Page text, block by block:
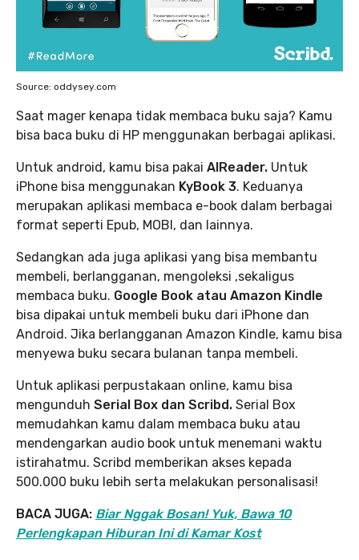
Source: oddysey.com
Saat mager kenapa tidak membaca buku saja? Kamu
bisa baca buku di HP menggunakan berbagai aplikasi.
Untuk android, kamu bisa pakai AIReader. Untuk
iPhone bisa menggunakan KyBook 3. Keduanya
merupakan aplikasi membaca e-book dalam berbagai
format seperti Epub, MOBI, dan lainnya.
Sedangkan ada juga aplikasi yang bisa membantu
membeli, berlangganan, mengoleksi ,sekaligus
membaca buku. Google Book atau Amazon Kindle
bisa dipakai untuk membeli buku dari iPhone dan
Android. Jika berlangganan Amazon Kindle, kamu bisa
menyewa buku secara bulanan tanpa membeli.
Untuk aplikasi perpustakaan online, kamu bisa
mengunduh Serial Box dan Scribd. Serial Box
memudahkan kamu dalam membaca buku atau
mendengarkan audio book untuk menemani waktu
istirahatmu. Scribd memberikan akses kepada
500.000 buku lebih serta melakukan personalisasi!
BACA JUGA: Biar Nggak Bosan! Yuk, Bawa 10
Perlengkapan Hiburan Ini di Kamar Kost